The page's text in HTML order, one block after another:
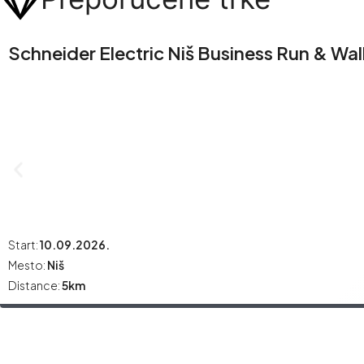
Schneider Electric Niš Business Run &
Start:10.09.2026.
Mesto: Niš
Distance:5km